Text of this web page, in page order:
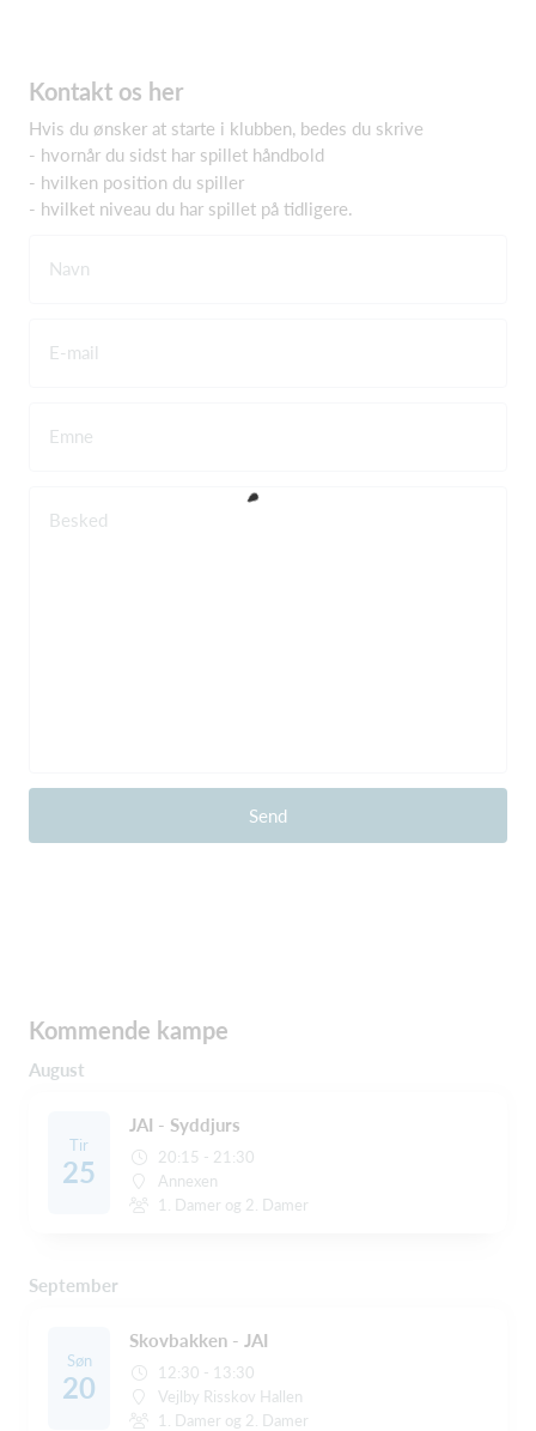
Kontakt os her
Hvis du ønsker at starte i klubben, bedes du skrive
- hvornår du sidst har spillet håndbold
- hvilken position du spiller
- hvilket niveau du har spillet på tidligere.
Navn
E-mail
Emne
Besked
Send
Kommende kampe
August
Tir
25
JAI - Syddjurs
20:15 - 21:30
Annexen
1. Damer og 2. Damer
September
Søn
20
Skovbakken - JAI
12:30 - 13:30
Vejlby Risskov Hallen
1. Damer og 2. Damer